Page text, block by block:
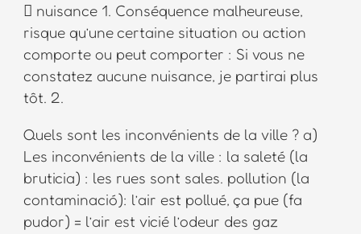
 nuisance 1. Conséquence malheureuse,
risque qu’une certaine situation ou action
comporte ou peut comporter : Si vous ne
constatez aucune nuisance, je partirai plus
tôt. 2.
Quels sont les inconvénients de la ville ? a)
Les inconvénients de la ville : la saleté (la
bruticia) : les rues sont sales. pollution (la
contaminació): l’air est pollué, ça pue (fa
pudor) = l’air est vicié l’odeur des gaz